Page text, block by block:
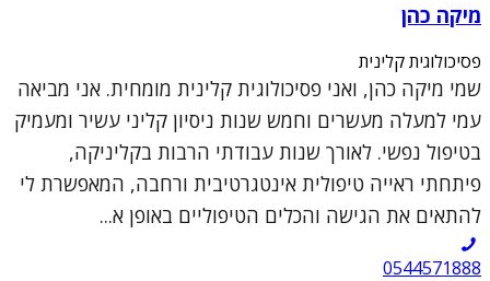
מיקה כהן
פסיכולוגית קלינית
שמי מיקה כהן, ואני פסיכולוגית קלינית מומחית. אני מביאה
עמי למעלה מעשרים וחמש שנות ניסיון קליני עשיר ומעמיק
בטיפול נפשי. לאורך שנות עבודתי הרבות בקליניקה,
פיתחתי ראייה טיפולית אינטגרטיבית ורחבה, המאפשרת לי
להתאים את הגישה והכלים הטיפוליים באופן א...
0544571888